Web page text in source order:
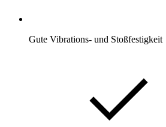
Gute Vibrations- und Stoßfestigkeit